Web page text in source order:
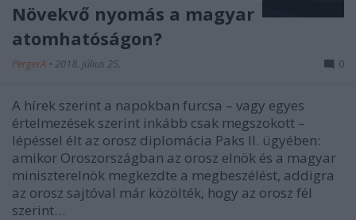
Növekvő nyomás a magyar
atomhatóságon?
PergerA • 2018. július 25. 0
A hírek szerint a napokban furcsa – vagy egyes
értelmezések szerint inkább csak megszokott –
lépéssel élt az orosz diplomácia Paks II. ügyében:
amikor Oroszországban az orosz elnök és a magyar
miniszterelnök megkezdte a megbeszélést, addigra
az orosz sajtóval már közölték, hogy az orosz fél
szerint…